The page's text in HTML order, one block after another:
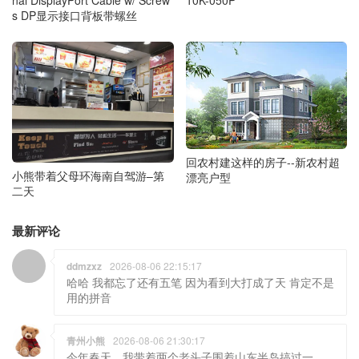
s DP显示接口背板带螺丝
小熊带着父母环海南自驾游–第
二天
回农村建这样的房子--新农村超
漂亮户型
最新评论
ddmzxz 2026-08-06 22:15:17
哈哈 我都忘了还有五笔 因为看到大打成了天 肯定不是
用的拼音
青州小熊 2026-08-06 21:30:17